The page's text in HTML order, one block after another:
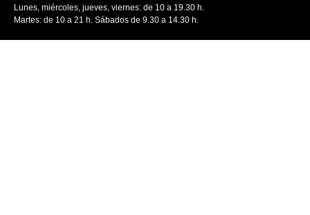
Lunes, miércoles, jueves, viernes: de 10 a 19.30 h.
Martes: de 10 a 21 h. Sábados de 9.30 a 14.30 h.